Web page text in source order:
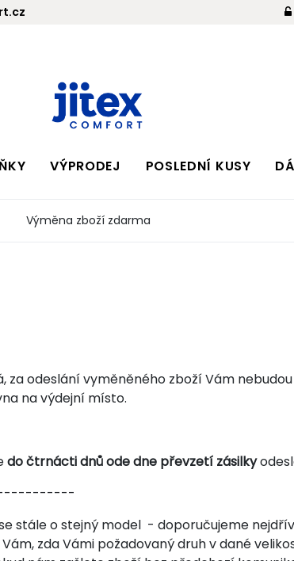
VÝPRODEJ POSLEDNÍ KUSY
Výměna zboží zdarma
odeslání vyměněného zboží Vám
na výdejní místo.
do čtrnácti dnů ode dne převzetí zásilky
stále o stejný model - doporučujeme
Vám, zda Vámi požadovaný druh v dané